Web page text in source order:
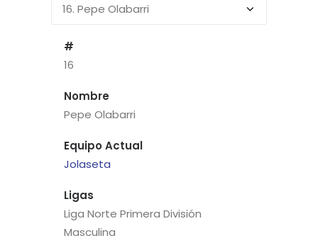
#
16
Nombre
Pepe Olabarri
Equipo Actual
Jolaseta
Ligas
Liga Norte Primera División
Masculina